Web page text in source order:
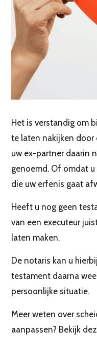
Het is verstandig om
te laten nakijken
uw ex-partner daarin
genoemd. Of omdat
die uw erfenis gaat
Heeft u nog geen
van een executeur
laten maken.
De notaris kan u
testament daarna
persoonlijke situatie.
Meer weten over
aanpassen? Bekijk